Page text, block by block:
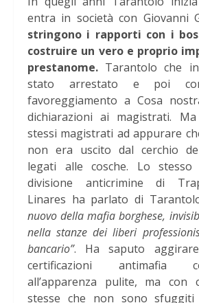
entra in società con Giovanni
stringono i rapporti con i
costruire un vero e proprio
prestanome. Tarantolo che
stato arrestato e poi
favoreggiamento a Cosa
dichiarazioni ai magistrati.
stessi magistrati ad appurare
non era uscito dal cerchio
legati alle cosche. Lo stesso
divisione anticrimine di
Linares ha parlato di
nuovo della mafia borghese,
nella stanze dei liberi
bancario”. Ha saputo
certificazioni antimafia
all’apparenza pulite, ma
stesse che non sono sfuggiti